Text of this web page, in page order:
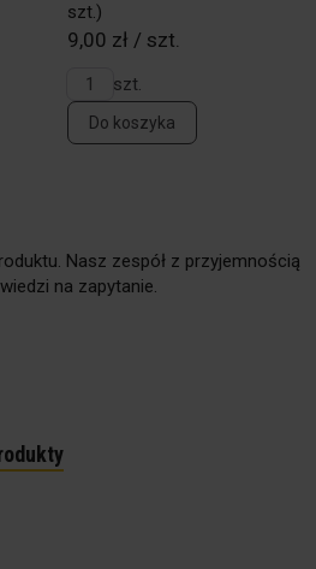
szt.)
9,00 zł / szt.
szt.
Do koszyka
Nasz zespół z przyjemnością
na zapytanie.